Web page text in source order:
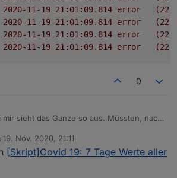
error
error
error
error
0
mir sieht das Ganze so aus. Müssten, nach
nichts an
steht auf false
steht auf false
im Script etwas ändern?
19. Nov. 2020, 21:11
von
[Skript]Covid 19: 7 Tage Werte aller